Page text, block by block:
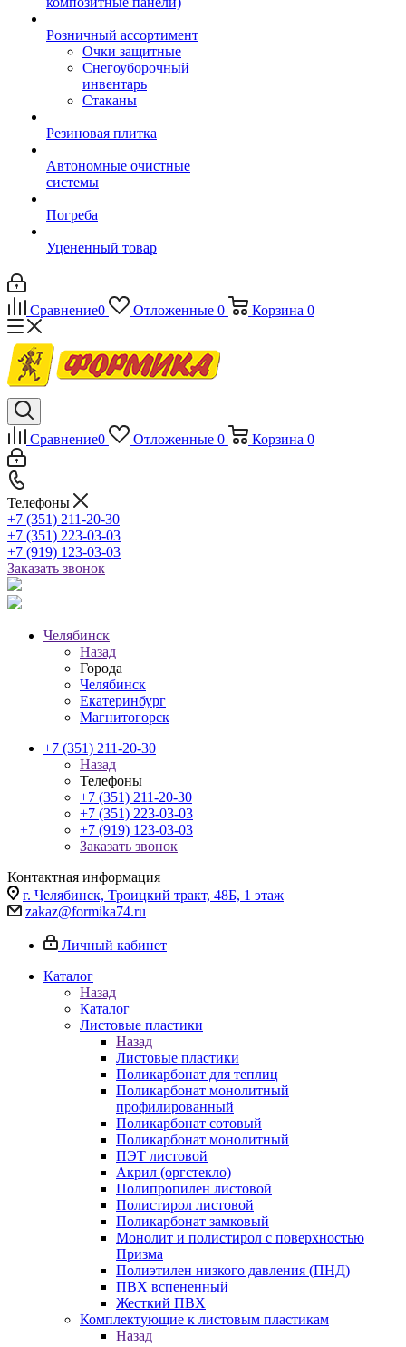
Розничный ассортимент
Очки защитные
Снегоуборочный
инвентарь
Стаканы
Резиновая плитка
Автономные очистные
системы
Погреба
Уцененный товар
Сравнение0 Отложенные 0 Корзина 0
Сравнение0 Отложенные 0 Корзина 0
Телефоны
+7 (351) 211-20-30
+7 (351) 223-03-03
+7 (919) 123-03-03
Заказать звонок
Челябинск
Назад
Города
Челябинск
Екатеринбург
Магнитогорск
+7 (351) 211-20-30
Назад
Телефоны
+7 (351) 211-20-30
+7 (351) 223-03-03
+7 (919) 123-03-03
Заказать звонок
Контактная информация
г. Челябинск, Троицкий тракт, 48Б, 1 этаж
zakaz@formika74.ru
Личный кабинет
Каталог
Назад
Каталог
Листовые пластики
Назад
Листовые пластики
Поликарбонат для теплиц
Поликарбонат монолитный
профилированный
Поликарбонат сотовый
Поликарбонат монолитный
ПЭТ листовой
Акрил (оргстекло)
Полипропилен листовой
Полистирол листовой
Поликарбонат замковый
Монолит и полистирол с поверхностью
Призма
Полиэтилен низкого давления (ПНД)
ПВХ вспененный
Жесткий ПВХ
Комплектующие к листовым пластикам
Назад